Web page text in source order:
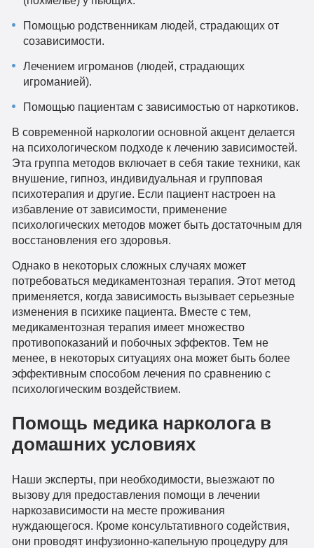
Помощью родственникам людей, страдающих от
созависимости.
Лечением игроманов (людей, страдающих
игроманией).
Помощью пациентам с зависимостью от наркотиков.
В современной наркологии основной акцент делается
на психологическом подходе к лечению зависимостей.
Эта группа методов включает в себя такие техники, как
внушение, гипноз, индивидуальная и групповая
психотерапия и другие. Если пациент настроен на
избавление от зависимости, применение
психологических методов может быть достаточным для
восстановления его здоровья.
Однако в некоторых сложных случаях может
потребоваться медикаментозная терапия. Этот метод
применяется, когда зависимость вызывает серьезные
изменения в психике пациента. Вместе с тем,
медикаментозная терапия имеет множество
противопоказаний и побочных эффектов. Тем не
менее, в некоторых ситуациях она может быть более
эффективным способом лечения по сравнению с
психологическим воздействием.
Помощь медика нарколога в
домашних условиях
Наши эксперты, при необходимости, выезжают по
вызову для предоставления помощи в лечении
наркозависимости на месте проживания
нуждающегося. Кроме консультативного содействия,
они проводят инфузионно-капельную процедуру для